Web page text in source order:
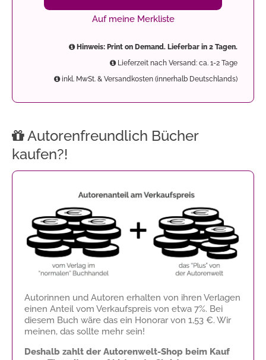
Auf meine Merkliste
Hinweis: Print on Demand. Lieferbar in 2 Tagen.
Lieferzeit nach Versand: ca. 1-2 Tage
inkl. MwSt. & Versandkosten (innerhalb Deutschlands)
Autorenfreundlich Bücher
kaufen?!
Autorinnen und Autoren erhalten von ihren Verlagen
einen Anteil vom Verkaufspreis von etwa 7%. Bei
diesem Buch wäre das ein Honorar von 1,53 €. Wir
meinen, das sollte mehr sein!
Deshalb zahlt der Autorenwelt-Shop beim Kauf